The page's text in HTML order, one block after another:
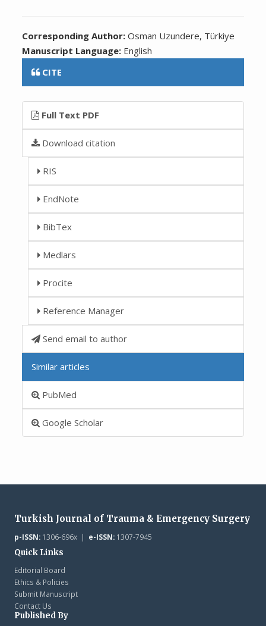
Corresponding Author:Osman Uzundere, Türkiye
Manuscript Language: English
CITE
Full Text PDF
Download citation
RIS
EndNote
BibTex
Medlars
Procite
Reference Manager
Send email to author
Similar articles
PubMed
Google Scholar
Turkish Journal of Trauma & Emergency Surgery
p-ISSN:1306-696x | e-ISSN:1307-7945
Quick Links
Editorial Board
Ethics & Policies
Submit Manuscript
Contact Us
Published By